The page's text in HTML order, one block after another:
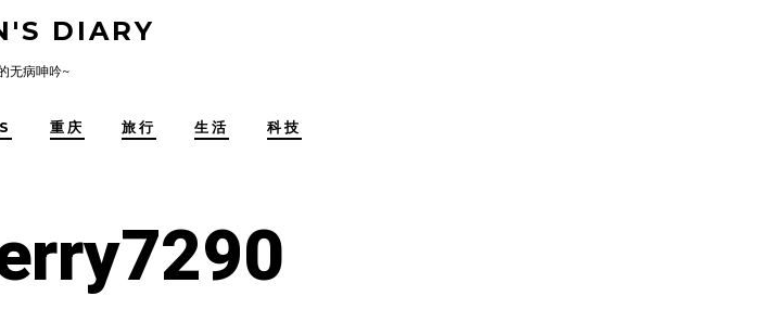
DIARY
无病呻吟~
重庆 旅行 生活 科技